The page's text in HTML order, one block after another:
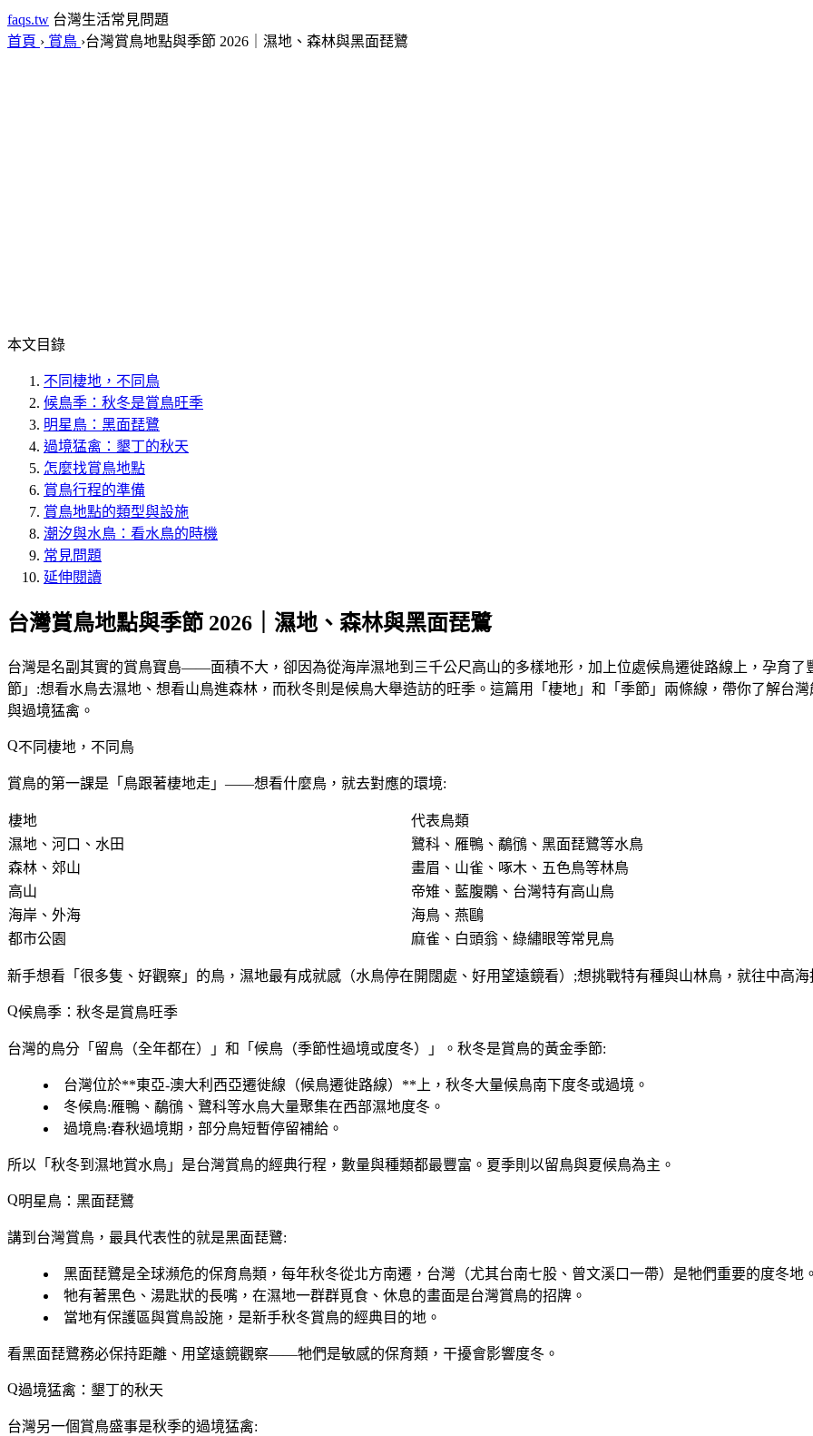
faqs.tw 台灣生活常見問題
首頁 › 賞鳥 ›台灣賞鳥地點與季節 2026｜濕地、森林與黑面琵鷺
本文目錄
不同棲地，不同鳥
候鳥季：秋冬是賞鳥旺季
明星鳥：黑面琵鷺
過境猛禽：墾丁的秋天
怎麼找賞鳥地點
賞鳥行程的準備
賞鳥地點的類型與設施
潮汐與水鳥：看水鳥的時機
常見問題
延伸閱讀
台灣賞鳥地點與季節 2026｜濕地、森林與黑面琵鷺
台灣是名副其實的賞鳥寶島——面積不大，卻因為從海岸濕地到三千公尺高山的多樣地形，加上位處候鳥遷徙路線上，孕育了
節 」:想看水鳥去濕地、想看山鳥進森林，而秋冬則是候鳥大舉造訪的旺季。這篇用「棲地」和「季節」兩條線，帶你了解台
與過境猛禽。
不同棲地，不同鳥
賞鳥的第一課是「 鳥跟著棲地走 」——想看什麼鳥，就去對應的環境:
棲地
代表鳥類
濕地、河口、水田
鷺科、雁鴨、鷸鴴、黑面琵鷺等水鳥
森林、郊山
畫眉、山雀、啄木、五色鳥等林鳥
高山
帝雉、藍腹鷴、台灣特有高山鳥
海岸、外海
海鳥、燕鷗
都市公園
麻雀、白頭翁、綠繡眼等常見鳥
新手想看「很多隻、好觀察」的鳥， 濕地最有成就感（水鳥停在開闊處、好用望遠鏡看）;想挑戰特有種與山林鳥，就往中高海
候鳥季：秋冬是賞鳥旺季
台灣的鳥分「留鳥（全年都在）」和「候鳥（季節性過境或度冬）」。 秋冬是賞鳥的黃金季節:
台灣位於**東亞-澳大利西亞遷徙線（候鳥遷徙路線）**上，秋冬大量候鳥南下度冬或過境。
冬候鳥:雁鴨、鷸鴴、鷺科等水鳥大量聚集在西部濕地度冬。
過境鳥:春秋過境期，部分鳥短暫停留補給。
所以「秋冬到濕地賞水鳥」是台灣賞鳥的經典行程，數量與種類都最豐富。夏季則以留鳥與夏候鳥為主。
明星鳥：黑面琵鷺
講到台灣賞鳥，最具代表性的就是黑面琵鷺:
黑面琵鷺是全球瀕危的保育鳥類 ，每年秋冬從北方南遷， 台灣（尤其台南七股、曾文溪口一帶）是牠們重要的度冬地 。
牠有著黑色、湯匙狀的長嘴，在濕地一群群覓食、休息的畫面是台灣賞鳥的招牌。
當地有保護區與賞鳥設施，是新手秋冬賞鳥的經典目的地。
看黑面琵鷺務必保持距離、用望遠鏡觀察——牠們是敏感的保育類，干擾會影響度冬。
過境猛禽：墾丁的秋天
台灣另一個賞鳥盛事是秋季的過境猛禽: